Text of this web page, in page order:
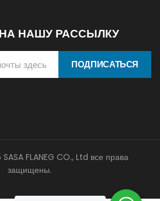
НАШУ РАССЫЛКУ
ПОДПИСАТЬСЯ
FLANEG CO., Ltd все права
защищены.